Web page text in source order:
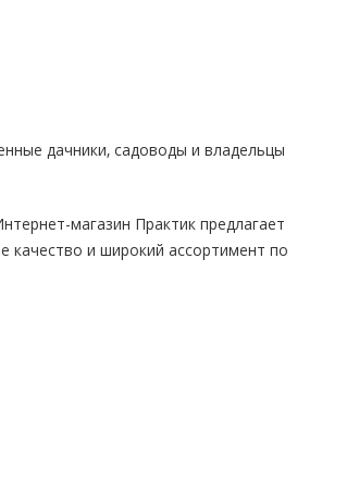
дачники, садоводы и владельцы
магазин Практик предлагает
качество и широкий ассортимент по